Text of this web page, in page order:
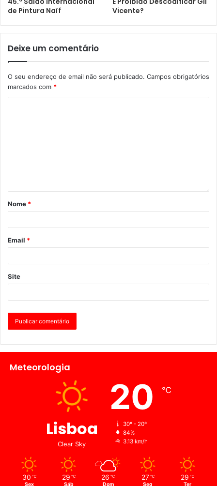
de Pintura Naïf
Vicente?
Deixe um comentário
O seu endereço de email não será publicado. Campos obrigatórios
marcados com *
Nome *
Email *
Site
Meteorologia
Lisboa
Clear Sky
20 ℃
30º - 20º
84%
3.13 km/h
30 ℃
Sex
29 ℃
Sáb
26 ℃
Dom
27 ℃
Seg
29 ℃
Ter